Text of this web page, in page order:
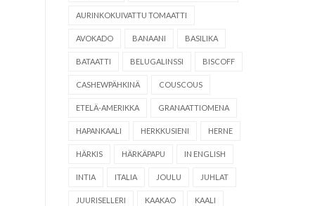
AURINKOKUIVATTU TOMAATTI
AVOKADO BANAANI BASILIKA
BATAATTI BELUGALINSSI BISCOFF
CASHEWPÄHKINÄ COUSCOUS
ETELÄ-AMERIKKA GRANAATTIOMENA
HAPANKAALI HERKKUSIENI HERNE
HÄRKIS HÄRKÄPAPU IN ENGLISH
INTIA ITALIA JOULU JUHLAT
JUURISELLERI KAAKAO KAALI